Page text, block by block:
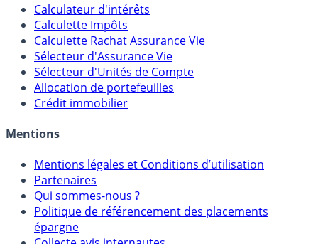
Calculateur d'intérêts
Calculette Impôts
Calculette Rachat Assurance Vie
Sélecteur d'Assurance Vie
Sélecteur d'Unités de Compte
Allocation de portefeuilles
Crédit immobilier
Mentions
Mentions légales et Conditions d’utilisation
Partenaires
Qui sommes-nous ?
Politique de référencement des placements
épargne